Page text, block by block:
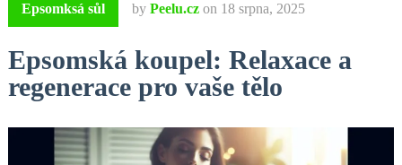
Epsomksá sůl by Peelu.cz on 18 srpna, 2025
Epsomská koupel: Relaxace a
regenerace pro vaše tělo